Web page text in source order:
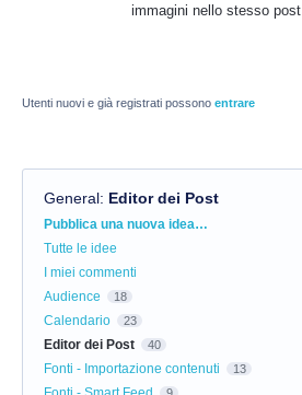
immagini nello stesso post
Utenti nuovi e già registrati possono entrare
General: Editor dei Post
Categorie
Pubblica una nuova idea…
Tutte le idee
I miei commenti
Audience
18
Calendario 23
Editor dei Post 40
Fonti - Importazione contenuti 13